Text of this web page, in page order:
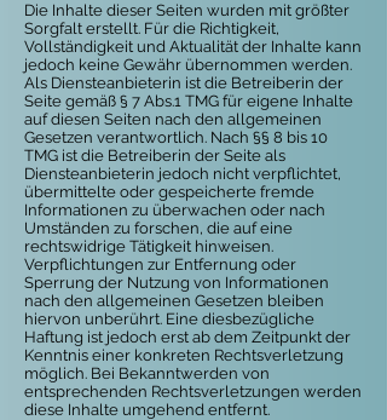
Die Inhalte dieser Seiten wurden mit größter
Sorgfalt erstellt. Für die Richtigkeit,
Vollständigkeit und Aktualität der Inhalte kann
jedoch keine Gewähr übernommen werden.
Als Diensteanbieterin ist die Betreiberin der
Seite gemäß § 7 Abs.1 TMG für eigene Inhalte
auf diesen Seiten nach den allgemeinen
Gesetzen verantwortlich. Nach §§ 8 bis 10
TMG ist die Betreiberin der Seite als
Diensteanbieterin jedoch nicht verpflichtet,
übermittelte oder gespeicherte fremde
Informationen zu überwachen oder nach
Umständen zu forschen, die auf eine
rechtswidrige Tätigkeit hinweisen.
Verpflichtungen zur Entfernung oder
Sperrung der Nutzung von Informationen
nach den allgemeinen Gesetzen bleiben
hiervon unberührt. Eine diesbezügliche
Haftung ist jedoch erst ab dem Zeitpunkt der
Kenntnis einer konkreten Rechtsverletzung
möglich. Bei Bekanntwerden von
entsprechenden Rechtsverletzungen werden
diese Inhalte umgehend entfernt.